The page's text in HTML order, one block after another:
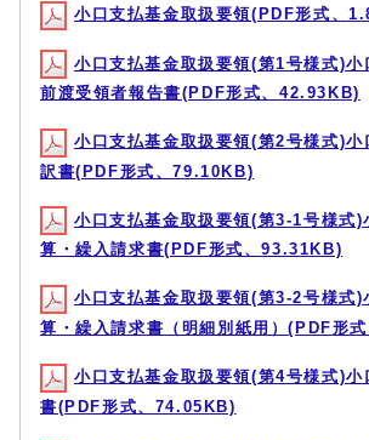
小口支払基金取扱要領(PDF形式、
小口支払基金取扱要領(第1号様式)小
前渡受領者報告書(PDF形式、42.93KB)
小口支払基金取扱要領(第2号様式)小
訳書(PDF形式、79.10KB)
小口支払基金取扱要領(第3-1号様式)
算・繰入請求書(PDF形式、93.31KB)
小口支払基金取扱要領(第3-2号様式)
算・繰入請求書（明細別紙用）(PDF形
小口支払基金取扱要領(第4号様式)小
書(PDF形式、74.05KB)